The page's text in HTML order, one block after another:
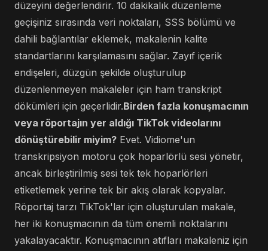
düzeyini değerlendirir. 10 dakikalık düzenleme
geçişiniz sırasında veri noktaları, SSS bölümü ve
dahili bağlantılar eklemek, makalenin kalite
standartlarını karşılamasını sağlar. Zayıf içerik
endişeleri, düzgün şekilde oluşturulup
düzenlenmeyen makaleler için ham transkript
dökümleri için geçerlidir.Birden fazla konuşmacının
veya röportajın yer aldığı TikTok videolarını
dönüştürebilir miyim? Evet. Vidiome'un
transkripsiyon motoru çok hoparlörlü sesi yönetir,
ancak birleştirilmiş sesi tek tek hoparlörleri
etiketlemek yerine tek bir akış olarak kopyalar.
Röportaj tarzı TikTok'lar için oluşturulan makale,
her iki konuşmacının da tüm önemli noktalarını
yakalayacaktır. Konuşmacının atıfları makaleniz için